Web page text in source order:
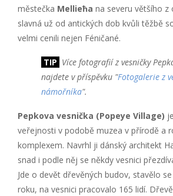
městečka Mellieħa na severu většího z
slavná už od antických dob kvůli těžbě
velmi cenili nejen Féničané.
TIP Více fotografií z vesničky
najdete v příspěvku "Fotogalerie z
námořníka".
Pepkova vesnička (Popeye Village)
veřejnosti v podobě muzea v přírodě a
komplexem. Navrhl ji dánský architekt
snad i podle něj se někdy vesnici
Jde o devět dřevěných budov, stavělo
roku, na vesnici pracovalo 165 lidí.